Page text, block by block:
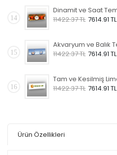
14
11422.37 TL 7614.91 TL
15
11422.37 TL 7614.91 TL
16
11422.37 TL 7614.91 TL
Ürün Özellikleri